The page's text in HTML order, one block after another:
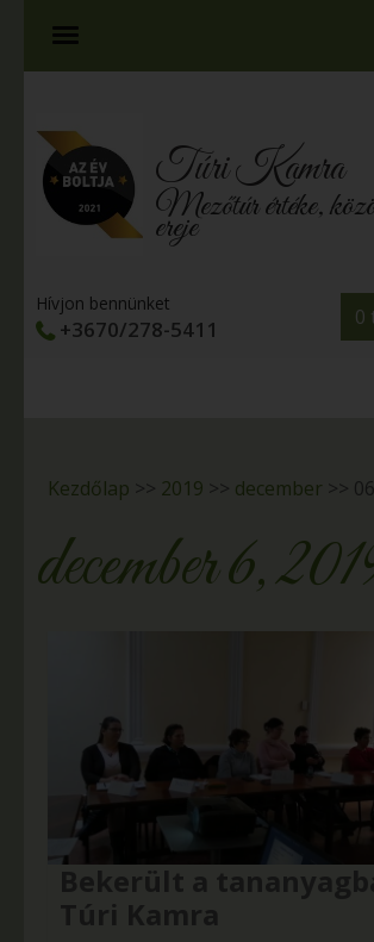
Túri Kamra
Mezőtúr értéke,
ereje
0
Hívjon bennünket
+3670/278-5411
Kezdőlap >> 2019 >> december >> 06
december 6,